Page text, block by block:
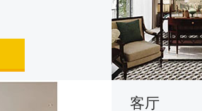
客厅